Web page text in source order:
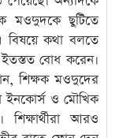
মওদুদ‌কে ছুটিতে
বিষয়ে কথা বলতে
ইতস্তত বোধ করেন।
শিক্ষক মওদুদের
ইনকোর্স ও মৌখিক
আরও